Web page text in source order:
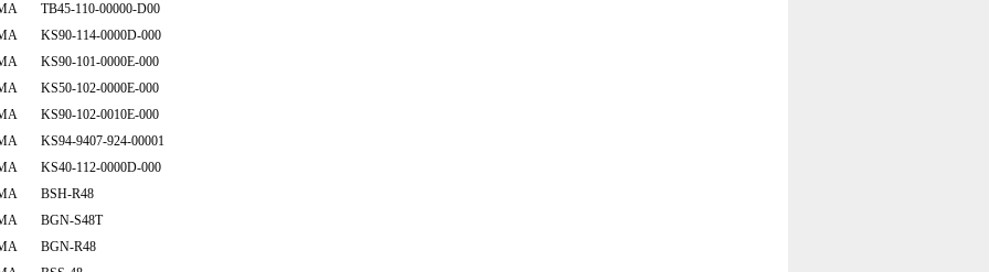
TB45-110-00000-D00
KS90-114-0000D-000
KS90-101-0000E-000
KS50-102-0000E-000
KS90-102-0010E-000
KS94-9407-924-00001
KS40-112-0000D-000
BSH-R48
BGN-S48T
BGN-R48